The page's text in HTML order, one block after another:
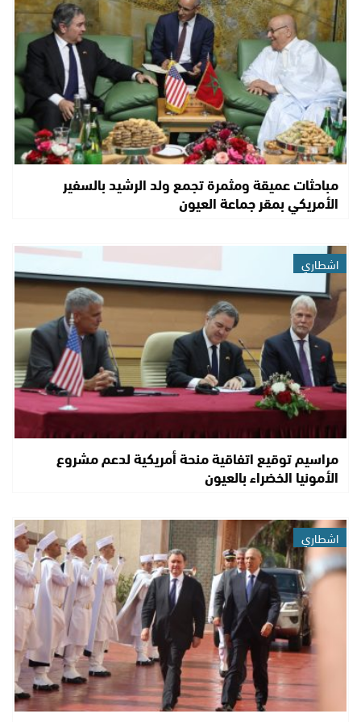
مباحثات عميقة ومثمرة تجمع ولد الرشيد بالسفير
الأمريكي بمقر جماعة العيون
اشطاري
مراسيم توقيع اتفاقية منحة أمريكية لدعم مشروع
الأمونيا الخضراء بالعيون
اشطاري